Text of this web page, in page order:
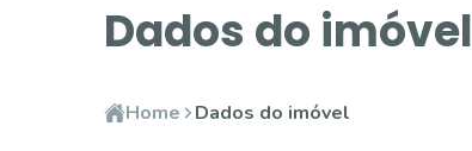
Dados do imóvel
Home Dados do imóvel